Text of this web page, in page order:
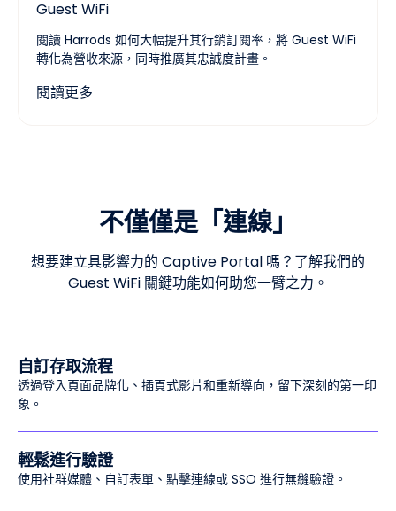
Guest WiFi
閱讀 Harrods 如何大幅提升其行銷訂閱率，將 Guest WiFi
轉化為營收來源，同時推廣其忠誠度計畫。
閱讀更多
不僅僅是「連線」
想要建立具影響力的 Captive Portal 嗎？了解我們的
Guest WiFi 關鍵功能如何助您一臂之力。
自訂存取流程
透過登入頁面品牌化、插頁式影片和重新導向，留下深刻的第一印
象。
輕鬆進行驗證
使用社群媒體、自訂表單、點擊連線或 SSO 進行無縫驗證。